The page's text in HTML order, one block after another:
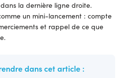
la dernière ligne droite.
un mini-lancement : compte
et rappel de ce que
dans cet article :